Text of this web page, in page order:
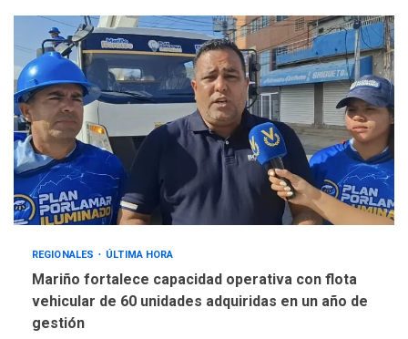
REGIONALES ÚLTIMA HORA
Mariño fortalece capacidad operativa con flota
vehicular de 60 unidades adquiridas en un año de
gestión